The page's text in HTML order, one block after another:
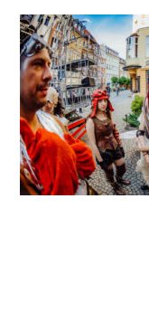
w Jeleniej Górze